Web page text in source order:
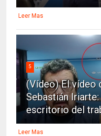
Leer Mas
5
(Vídeo) El vídeo
Sebastián
escritorio del
Leer Mas